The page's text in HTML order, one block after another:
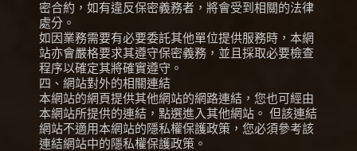
密合約，如有違反保密義務者，將會受到相關的法律
處分。
如因業務需要有必要委託其他單位提供服務時，本網
站亦會嚴格要求其遵守保密義務，並且採取必要檢查
程序以確定其將確實遵守。
四、網站對外的相關連結
本網站的網頁提供其他網站的網路連結，您也可經由
本網站所提供的連結，點選進入其他網站。 但該連結
網站不適用本網站的隱私權保護政策，您必須參考該
連結網站中的隱私權保護政策。